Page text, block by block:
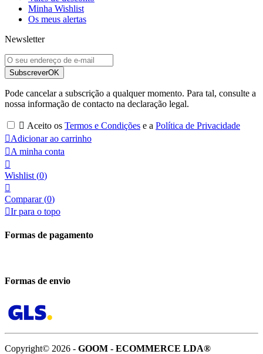
Minha Wishlist
Os meus alertas
Newsletter
SubscreverOK
Pode cancelar a subscrição a qualquer momento. Para tal, consulte a
nossa informação de contacto na declaração legal.
 Aceito os Termos e Condições e a Política de Privacidade
Adicionar ao carrinho
A minha conta

Wishlist (0)

Comparar (0)
Ir para o topo
Formas de pagamento
Formas de envio
Copyright© 2026 - GOOM - ECOMMERCE LDA®